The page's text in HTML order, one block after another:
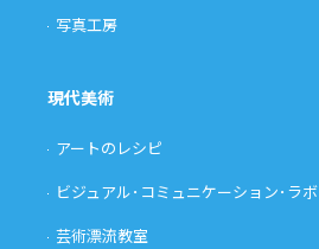
写真工房
現代美術
アートのレシピ
ビジュアル･コミュニケーション･ラボ
芸術漂流教室